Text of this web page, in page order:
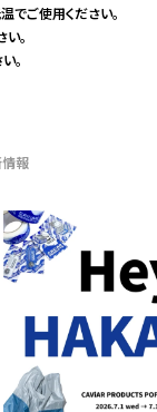
でご使用ください。
。
。
情報